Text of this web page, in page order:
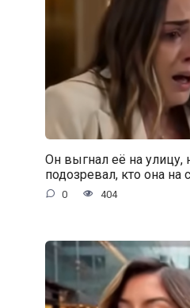
Он выгнал её на улицу,
подозревал, кто она
0 404